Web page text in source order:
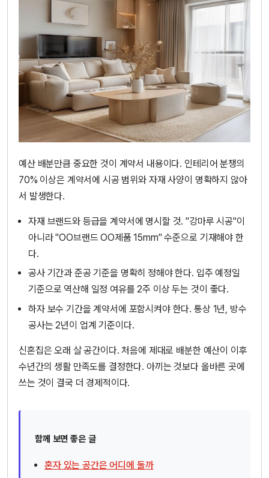
예산 배분만큼 중요한 것이 계약서 내용이다. 인테리어 분쟁의
70% 이상은 계약서에 시공 범위와 자재 사양이 명확하지 않아
서 발생한다.
자재 브랜드와 등급을 계약서에 명시할 것. "강마루 시공"이
아니라 "OO브랜드 OO제품 15mm" 수준으로 기재해야 한
다.
공사 기간과 준공 기준을 명확히 정해야 한다. 입주 예정일
기준으로 역산해 일정 여유를 2주 이상 두는 것이 좋다.
하자 보수 기간을 계약서에 포함시켜야 한다. 통상 1년, 방수
공사는 2년이 업계 기준이다.
신혼집은 오래 살 공간이다. 처음에 제대로 배분한 예산이 이후
수년간의 생활 만족도를 결정한다. 아끼는 것보다 올바른 곳에
쓰는 것이 결국 더 경제적이다.
함께 보면 좋은 글
혼자 있는 공간은 어디에 둘까